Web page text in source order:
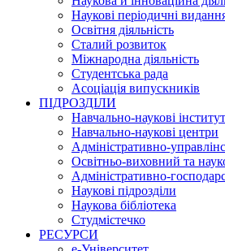
Наукові періодичні
Освітня діяльність
Сталий розвиток
Міжнародна діяльність
Студентська рада
Асоціація випускників
ПІДРОЗДІЛИ
Навчально-наукові
Навчально-наукові центри
Адміністративно-
Освітньо-виховний та
Адміністративно-
Наукові підрозділи
Наукова бібліотека
Студмістечко
РЕСУРСИ